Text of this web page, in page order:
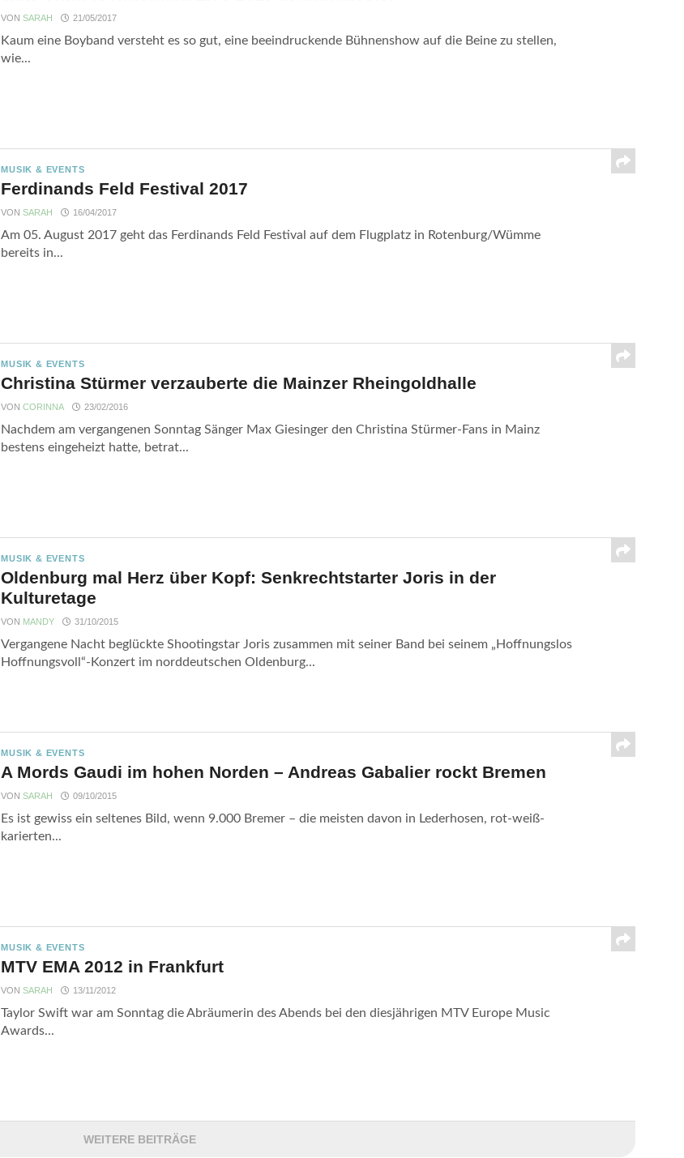
VONSARAH 21/05/2017
Kaum eine Boyband versteht es so gut, eine beeindruckende Bühnenshow auf die Beine zu stellen,
wie...
MUSIK & EVENTS
Ferdinands Feld Festival 2017
VONSARAH 16/04/2017
Am 05. August 2017 geht das Ferdinands Feld Festival auf dem Flugplatz in Rotenburg/Wümme
bereits in...
MUSIK & EVENTS
Christina Stürmer verzauberte die Mainzer Rheingoldhalle
VONCORINNA 23/02/2016
Nachdem am vergangenen Sonntag Sänger Max Giesinger den Christina Stürmer-Fans in Mainz
bestens eingeheizt hatte, betrat...
MUSIK & EVENTS
Oldenburg mal Herz über Kopf: Senkrechtstarter Joris in der
Kulturetage
VON MANDY 31/10/2015
Vergangene Nacht beglückte Shootingstar Joris zusammen mit seiner Band bei seinem „Hoffnungslos
Hoffnungsvoll“-Konzert im norddeutschen Oldenburg...
MUSIK & EVENTS
A Mords Gaudi im hohen Norden – Andreas Gabalier rockt Bremen
VONSARAH 09/10/2015
Es ist gewiss ein seltenes Bild, wenn 9.000 Bremer – die meisten davon in Lederhosen, rot-weiß-
karierten...
MUSIK & EVENTS
MTV EMA 2012 in Frankfurt
VONSARAH 13/11/2012
Taylor Swift war am Sonntag die Abräumerin des Abends bei den diesjährigen MTV Europe Music
Awards...
WEITERE BEITRÄGE